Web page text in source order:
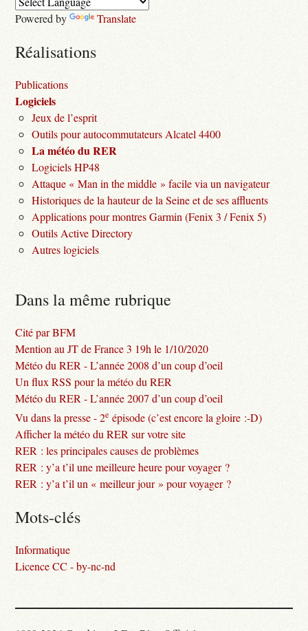
Powered by Translate
Réalisations
Publications
Logiciels
Jeux de l’esprit
Outils pour autocommutateurs Alcatel 4400
La météo du RER
Logiciels HP48
Attaque « Man in the middle » facile via un navigateur
Historiques de la hauteur de la Seine et de ses affluents
Applications pour montres Garmin (Fenix 3 / Fenix 5)
Outils Active Directory
Autres logiciels
Dans la même rubrique
Cité par BFM
Mention au JT de France 3 19h le 1/10/2020
Météo du RER - L’année 2008 d’un coup d’oeil
Un flux RSS pour la météo du RER
Météo du RER - L’année 2007 d’un coup d’oeil
Vu dans la presse - 2e épisode (c’est encore la gloire :-D)
Afficher la météo du RER sur votre site
RER : les principales causes de problèmes
RER : y’a t’il une meilleure heure pour voyager ?
RER : y’a t’il un « meilleur jour » pour voyager ?
Mots-clés
Informatique
Licence CC - by-nc-nd